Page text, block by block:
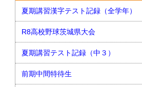
夏期講習漢字テスト記録（全学年）
R8高校野球茨城県大会
夏期講習テスト記録（中３）
前期中間特待生